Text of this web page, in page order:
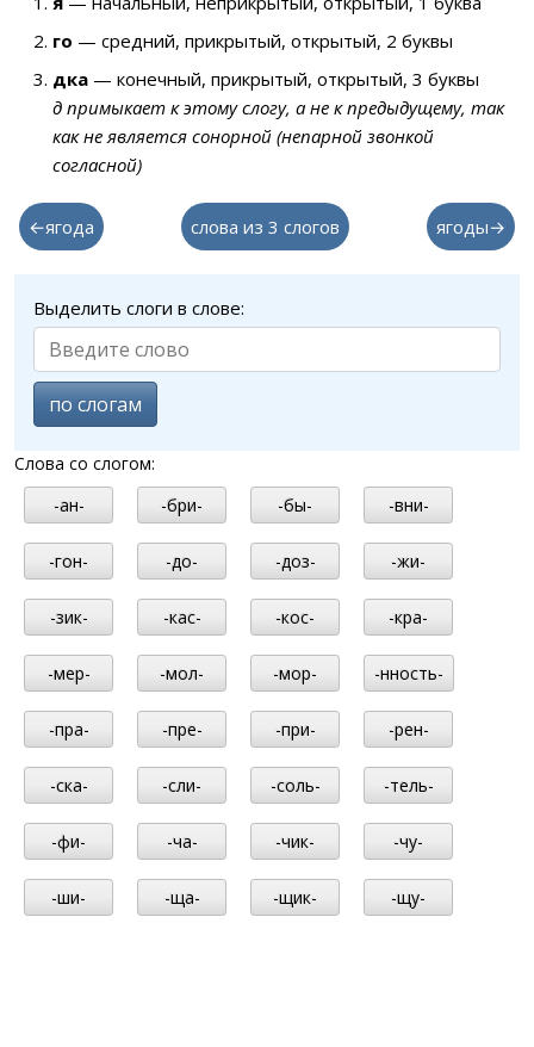
го — средний, прикрытый, открытый, 2 буквы
дка — конечный, прикрытый, открытый, 3 буквы
д примыкает к этому слогу, а не к предыдущему, так
как не является сонорной (непарной звонкой
согласной)
←ягода слова из 3 слогов ягоды→
Выделить слоги в слове:
по слогам
Слова со слогом:
-ан-
-бри- -бы- -вни-
-гон- -до- -доз- -жи-
-зик- -кас- -кос- -кра-
-мер- -мол- -мор- -нность-
-пра- -пре- -при- -рен-
-ска- -сли- -соль- -тель-
-фи- -ча- -чик- -чу-
-ши- -ща- -щик- -щу-